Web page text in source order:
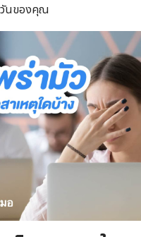
วันของคุณ